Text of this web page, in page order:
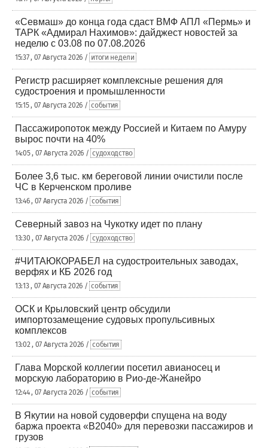
«Севмаш» до конца года сдаст ВМФ АПЛ «Пермь» и
ТАРК «Адмирал Нахимов»: дайджест новостей за
неделю с 03.08 по 07.08.2026
15:37 , 07 Августа 2026 / итоги недели
Регистр расширяет комплексные решения для
судостроения и промышленности
15:15 , 07 Августа 2026 / события
Пассажиропоток между Россией и Китаем по Амуру
вырос почти на 40%
14:05 , 07 Августа 2026 / судоходство
Более 3,6 тыс. км береговой линии очистили после
ЧС в Керченском проливе
13:46 , 07 Августа 2026 / события
Северный завоз на Чукотку идет по плану
13:30 , 07 Августа 2026 / судоходство
#ЧИТАЮКОРАБЕЛ на судостроительных заводах,
верфях и КБ 2026 год
13:13 , 07 Августа 2026 / события
ОСК и Крыловский центр обсудили
импортозамещение судовых пропульсивных
комплексов
13:02 , 07 Августа 2026 / события
Глава Морской коллегии посетил авианосец и
морскую лабораторию в Рио-де-Жанейро
12:44 , 07 Августа 2026 / события
В Якутии на новой судоверфи спущена на воду
баржа проекта «В2040» для перевозки пассажиров и
грузов